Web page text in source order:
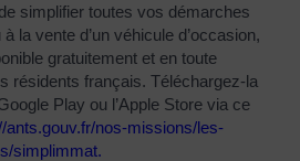
simplifier toutes vos démarches
la vente d’un véhicule d’occasion,
gratuitement et en toute
résidents français. Téléchargez-la
Play ou l’Apple Store via ce
ants.gouv.fr/nos-missions/les-
simplimmat.